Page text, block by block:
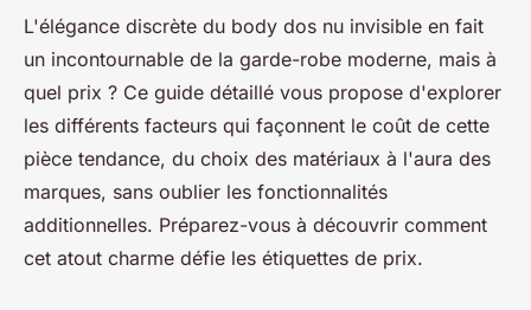
L'élégance discrète du body dos nu invisible en fait
un incontournable de la garde-robe moderne, mais à
quel prix ? Ce guide détaillé vous propose d'explorer
les différents facteurs qui façonnent le coût de cette
pièce tendance, du choix des matériaux à l'aura des
marques, sans oublier les fonctionnalités
additionnelles. Préparez-vous à découvrir comment
cet atout charme défie les étiquettes de prix.